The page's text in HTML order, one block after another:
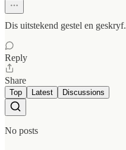
Dis uitstekend gestel en
Reply
Share
Top Latest Discussions
No posts